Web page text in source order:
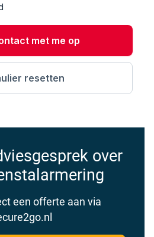
over
een offerte aan via